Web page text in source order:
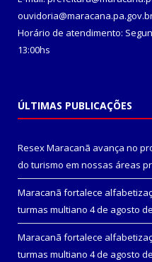
Horário de atendimento:
13:00hs
ÚLTIMAS PUBLICAÇÕES
Resex Maracanã avança no
do turismo em nossas áreas
Maracanã fortalece
turmas multiano 4 de agosto
Maracanã fortalece
turmas multiano 4 de agosto